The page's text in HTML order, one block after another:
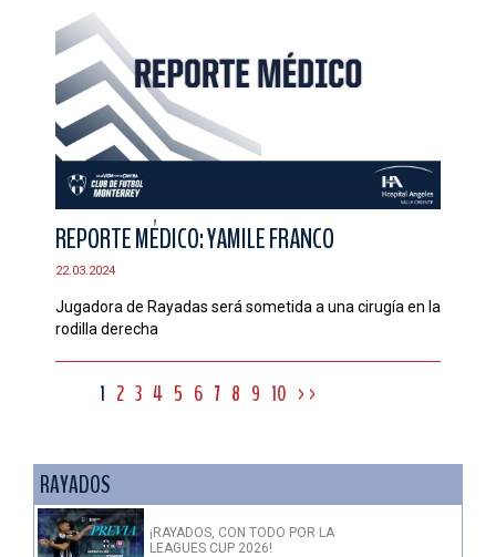
REPORTE MÉDICO: YAMILE FRANCO
22.03.2024
Jugadora de Rayadas será sometida a una cirugía en la
rodilla derecha
1 2 3 4 5 6 7 8 9 10 >>
RAYADOS
¡RAYADOS, CON TODO POR LA
LEAGUES CUP 2026!